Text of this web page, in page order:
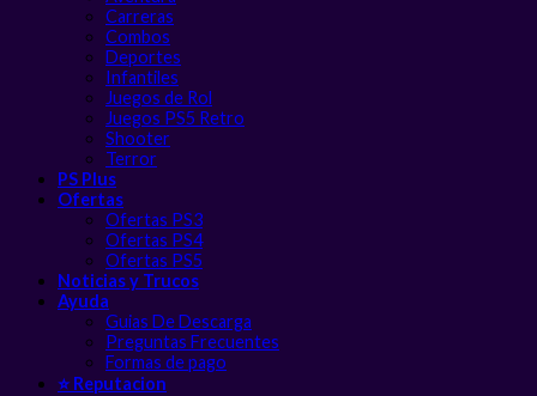
Carreras
Combos
Deportes
Infantiles
Juegos de Rol
Juegos PS5 Retro
Shooter
Terror
PS Plus
Ofertas
Ofertas PS3
Ofertas PS4
Ofertas PS5
Noticias y Trucos
Ayuda
Guias De Descarga
Preguntas Frecuentes
Formas de pago
⭐ Reputacion